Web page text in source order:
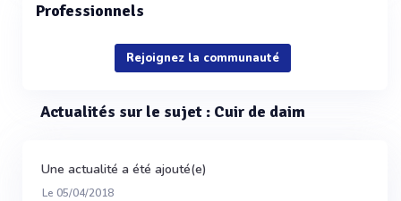
Professionnels
Rejoignez la communauté
Actualités sur le sujet : Cuir de daim
Une actualité a été ajouté(e)
Le 05/04/2018